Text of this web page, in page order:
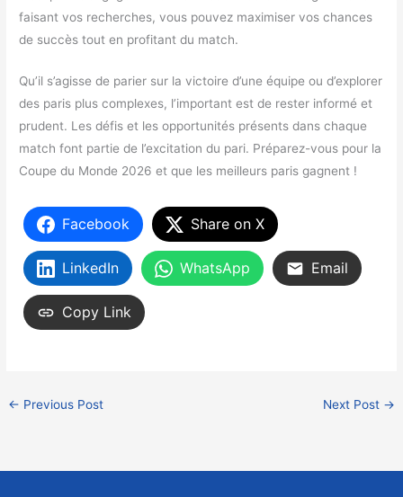
faisant vos recherches, vous pouvez maximiser vos chances
de succès tout en profitant du match.
Qu’il s’agisse de parier sur la victoire d’une équipe ou d’explorer
des paris plus complexes, l’important est de rester informé et
prudent. Les défis et les opportunités présents dans chaque
match font partie de l’excitation du pari. Préparez-vous pour la
Coupe du Monde 2026 et que les meilleurs paris gagnent !
Facebook Share on X
LinkedIn WhatsApp Email
Copy Link
← Previous Post Next Post →